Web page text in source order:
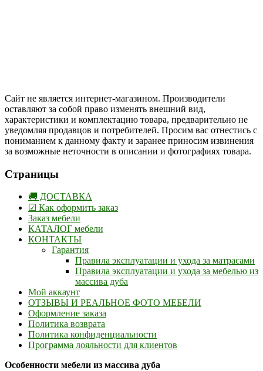
Сайт не является интернет-магазином. Производители
оставляют за собой право изменять внешний вид,
характеристики и комплектацию товара, предварительно не
уведомляя продавцов и потребителей. Просим вас отнестись с
пониманием к данному факту и заранее приносим извинения
за возможные неточности в описании и фотографиях товара.
Страницы
🚚 ДОСТАВКА
☑ Как оформить заказ
Заказ мебели
КАТАЛОГ мебели
КОНТАКТЫ
Гарантия
Правила эксплуатации и ухода за матрасами
Правила эксплуатации и ухода за мебелью из
массива дуба
Мой аккаунт
ОТЗЫВЫ И РЕАЛЬНОЕ ФОТО МЕБЕЛИ
Оформление заказа
Политика возврата
Политика конфиденциальности
Программа лояльности для клиентов
Особенности мебели из массива дуба